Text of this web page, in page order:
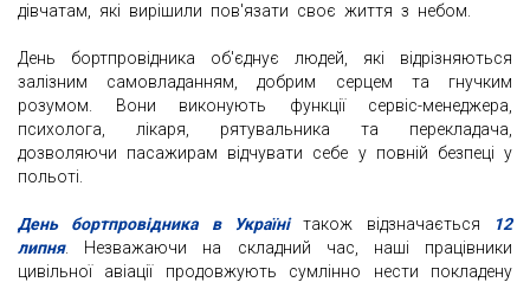
дівчатам, які вирішили пов'язати своє життя з небом.
День бортпровідника об'єднує людей, які відрізняються
залізним самовладанням, добрим серцем та гнучким
розумом. Вони виконують функції сервіс-менеджера,
психолога, лікаря, рятувальника та перекладача,
дозволяючи пасажирам відчувати себе у повній безпеці у
польоті.
День бортпровідника в Українітакож відзначається
12
липня. Незважаючи на складний час, наші працівники
цивільної авіації продовжують сумлінно нести покладену